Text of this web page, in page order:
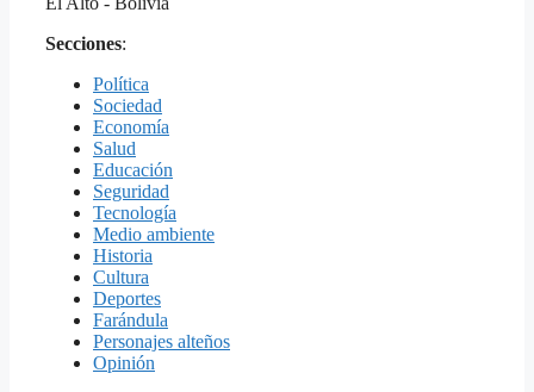
Secciones:
Política
Sociedad
Economía
Salud
Educación
Seguridad
Tecnología
Medio ambiente
Historia
Cultura
Deportes
Farándula
Personajes alteños
Opinión